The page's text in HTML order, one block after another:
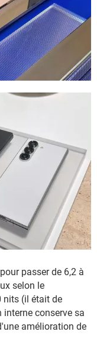
passer de 6,2 à
selon le
nits (il était de
interne conserve sa
amélioration de